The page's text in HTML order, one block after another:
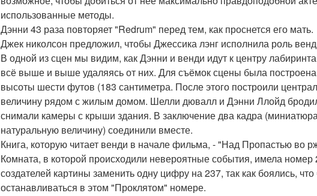
использованные методы.
Дэнни 43 раза повторяет "Redrum" перед тем, как проснется его мать.
Джек николсон предложил, чтобы Джессика лэнг исполнила роль
В одной из сцен мы видим, как Дэнни и венди идут к центру
всё выше и выше удаляясь от них. Для съёмок сцены была
высоты шести футов (183 сантиметра. После этого построили
величину рядом с жилым домом. Шелли дювалл и Дэнни Ллойд
снимали камеры с крыши здания. В заключение два кадра
натуральную величину) соединили вместе.
Книга, которую читает венди в начале фильма, - "Над Пропастью во
Комната, в которой происходили невероятные события, имела
создателей картины заменить одну цифру на 237, так как боялись,
останавливаться в этом "Проклятом" номере.